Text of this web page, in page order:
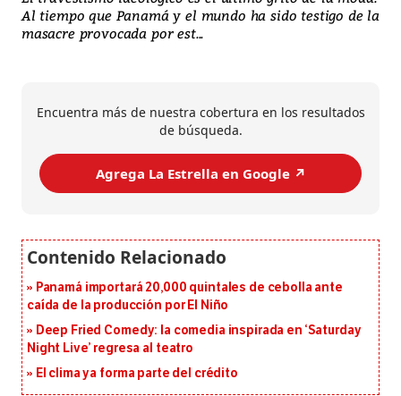
Al tiempo que Panamá y el mundo ha sido testigo de la
masacre provocada por est...
Encuentra más de nuestra cobertura en los resultados
de búsqueda.
Agrega La Estrella en Google ↗️
Panamá importará 20,000 quintales de cebolla ante
caída de la producción por El Niño
Deep Fried Comedy: la comedia inspirada en ‘Saturday
Night Live’ regresa al teatro
El clima ya forma parte del crédito